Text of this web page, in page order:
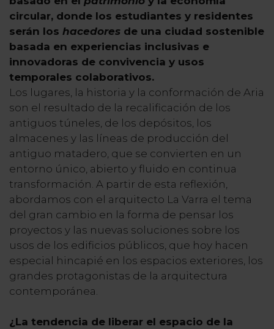
circular, donde los estudiantes y residentes
serán los hacedores de una ciudad sostenible
basada en experiencias inclusivas e
innovadoras de convivencia y usos
temporales colaborativos.
Los lugares, la historia y la conformación de Aria
son el resultado de la recalificación de los
antiguos túneles, de los depósitos, los
almacenes y las líneas de producción del
antiguo matadero, que se convierten en un
entorno único, abierto y fluido en continua
transformación. A partir de esta reflexión,
abordamos con el arquitecto La Varra el tema
del gran cambio en la forma de pensar los
proyectos y las nuevas soluciones sobre los
usos de los edificios públicos, que hoy hacen
especial hincapié en los espacios exteriores, los
grandes protagonistas de la arquitectura
contemporánea.
¿La tendencia de liberar el espacio de la